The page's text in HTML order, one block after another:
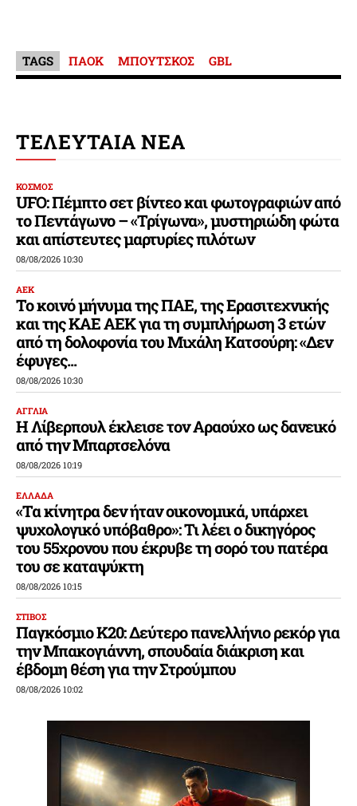
TAGS ΠΑΟΚ ΜΠΟΥΤΣΚΟΣ GBL
ΤΕΛΕΥΤΑΙΑ ΝΕΑ
ΚΟΣΜΟΣ
UFO: Πέμπτο σετ βίντεο και φωτογραφιών από
το Πεντάγωνο – «Τρίγωνα», μυστηριώδη φώτα
και απίστευτες μαρτυρίες πιλότων
08/08/2026 10:30
ΑΕΚ
Το κοινό μήνυμα της ΠΑΕ, της Ερασιτεχνικής
και της ΚΑΕ ΑΕΚ για τη συμπλήρωση 3 ετών
από τη δολοφονία του Μιχάλη Κατσούρη: «Δεν
έφυγες...
08/08/2026 10:30
ΑΓΓΛΙΑ
Η Λίβερπουλ έκλεισε τον Αραούχο ως δανεικό
από την Μπαρτσελόνα
08/08/2026 10:19
ΕΛΛΑΔΑ
«Τα κίνητρα δεν ήταν οικονομικά, υπάρχει
ψυχολογικό υπόβαθρο»: Τι λέει ο δικηγόρος
του 55χρονου που έκρυβε τη σορό του πατέρα
του σε καταψύκτη
08/08/2026 10:15
ΣΤΙΒΟΣ
Παγκόσμιο Κ20: Δεύτερο πανελλήνιο ρεκόρ για
την Μπακογιάννη, σπουδαία διάκριση και
έβδομη θέση για την Στρούμπου
08/08/2026 10:02